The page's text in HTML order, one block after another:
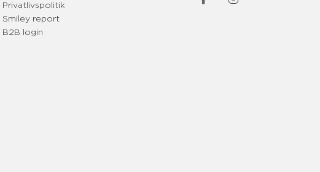
Privatlivspolitik
Smiley report
B2B login